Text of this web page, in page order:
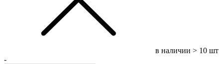
в наличии > 10 шт
-